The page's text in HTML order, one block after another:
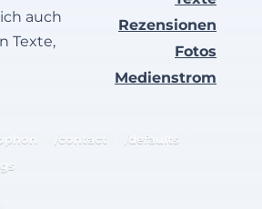
auch
Texte,
Rezensionen
Fotos
Medienstrom
/contact
/defaults